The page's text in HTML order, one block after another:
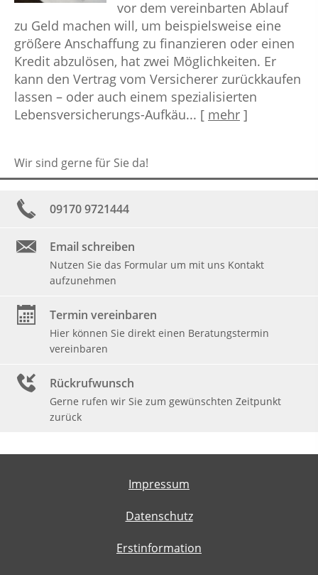
vor dem vereinbarten Ablauf
zu Geld machen will, um beispielsweise eine
größere Anschaffung zu finanzieren oder einen
Kredit abzulösen, hat zwei Möglichkeiten. Er
kann den Vertrag vom Versicherer zurückkaufen
lassen – oder auch einem spezialisierten
Lebensversicherungs-Aufkäu... [ mehr ]
Wir sind gerne für Sie da!
09170 9721444
Email schreiben
Nutzen Sie das Formular um mit uns Kontakt
aufzunehmen
Termin vereinbaren
Hier können Sie direkt einen Beratungstermin
vereinbaren
Rückrufwunsch
Gerne rufen wir Sie zum gewünschten Zeitpunkt
zurück
Impressum
Datenschutz
Erstinformation